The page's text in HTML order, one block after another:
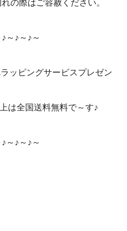
の際はご容赦ください。
～♪～♪～
ッピングサービスプレゼン
は全国送料無料で～す♪
～♪～♪～